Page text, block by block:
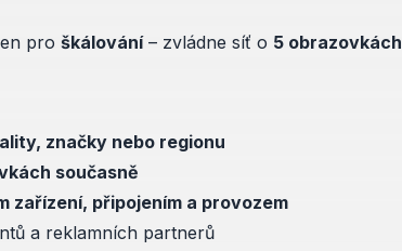
pro škálování– zvládne síť o 5 obrazovkách
značky nebo regionu
současně
zařízení, připojením a provozem
a reklamních partnerů